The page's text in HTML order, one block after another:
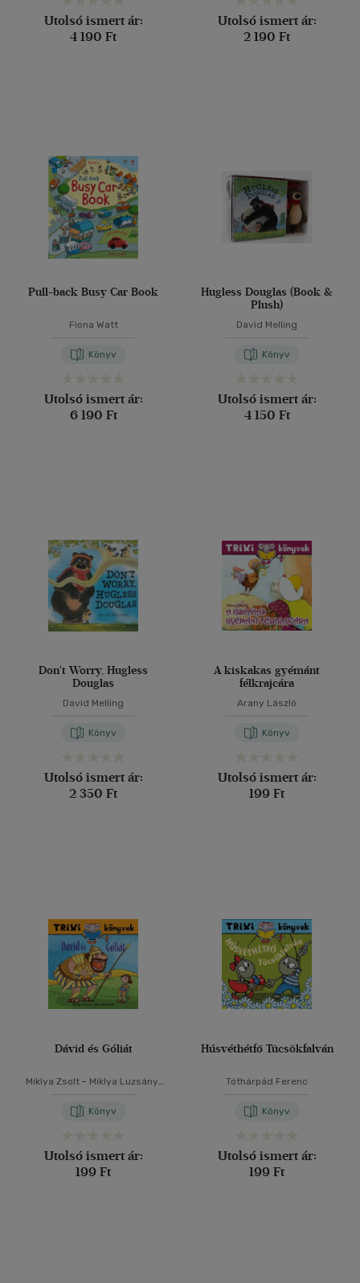
Utolsó ismert ár:
4 190 Ft
Utolsó ismert ár:
2 190 Ft
Pull-back Busy Car Book
Fiona Watt
Könyv
Utolsó ismert ár:
6 190 Ft
Hugless Douglas (Book &
Plush)
David Melling
Könyv
Utolsó ismert ár:
4 150 Ft
Don't Worry, Hugless
Douglas
David Melling
Könyv
Utolsó ismert ár:
2 350 Ft
A kiskakas gyémánt
félkrajcára
Arany László
Könyv
Utolsó ismert ár:
199 Ft
Dávid és Góliát
Miklya Zsolt - Miklya Luzsányi
Könyv
Utolsó ismert ár:
199 Ft
Húsvéthétfő Tücsökfalván
Tóthárpád Ferenc
Könyv
Utolsó ismert ár:
199 Ft